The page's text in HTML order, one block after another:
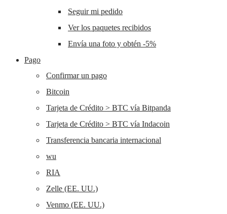
Seguir mi pedido
Ver los paquetes recibidos
Envía una foto y obtén -5%
Pago
Confirmar un pago
Bitcoin
Tarjeta de Crédito > BTC vía Bitpanda
Tarjeta de Crédito > BTC vía Indacoin
Transferencia bancaria internacional
wu
RIA
Zelle (EE. UU.)
Venmo (EE. UU.)